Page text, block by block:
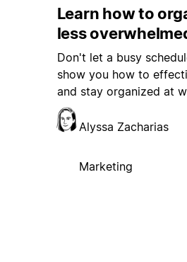
Learn how to
less
Don't let a busy
show you how to
and stay organized at
Alyssa Zacharias
Marketing